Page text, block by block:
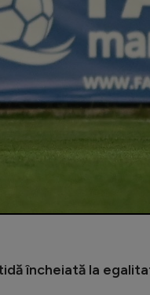
încheiată la